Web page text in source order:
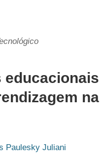
educacionais
na
Paulesky Juliani